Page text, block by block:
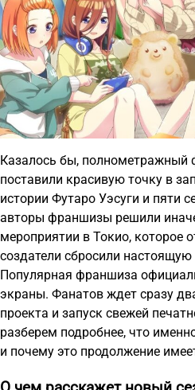
Казалось бы,
поставили красивую точку в
истории Футаро Уэсуги и пяти
авторы франшизы решили
мероприятии в Токио, которое
создатели сбросили
Популярная франшиза
экраны. Фанатов ждет сразу
проекта и запуск свежей
разберем подробнее, что
и почему это продолжение